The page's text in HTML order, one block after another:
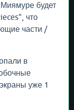
будет
что
части /
в
уже 1